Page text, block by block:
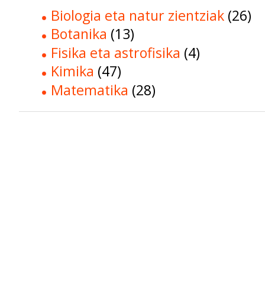
Biologia eta natur zientziak (26)
Botanika (13)
Fisika eta astrofisika (4)
Kimika (47)
Matematika (28)